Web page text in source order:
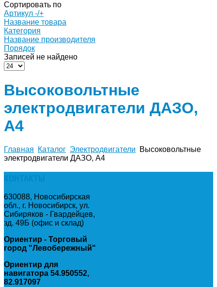
Сортировать по
Артикул -/+
Название товара
Категория
Название производителя
Порядок
Записей не найдено
Высоковольтные
электродвигатели ДАЗО,
А4
Главная Каталог Электродвигатели
Высоковольтные
электродвигатели ДАЗО, А4
630088, Новосибирская
обл., г. Новосибирск, ул.
Сибиряков - Гвардейцев,
зд. 49Б (офис и склад)
Ориентир - Торговый
город "Левобережный"
Ориентир для
навигатора 54.950552,
82.917097